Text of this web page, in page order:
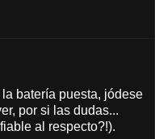
batería puesta, jódese
por si las dudas...
al respecto?!).